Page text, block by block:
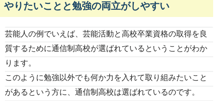
やりたいことと勉強の両立がしやすい
芸能人の例でいえば、芸能活動と高校卒業資格の取得を良
質するために通信制高校が選ばれているということがわか
ります。
このように勉強以外でも何か力を入れて取り組みたいこと
があるという方に、通信制高校は選ばれているのです。